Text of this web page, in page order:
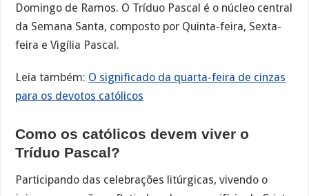
Domingo de Ramos. O Tríduo Pascal é o núcleo central
da Semana Santa, composto por Quinta-feira, Sexta-
feira e Vigília Pascal.
Leia também: O significado da quarta-feira de cinzas
para os devotos católicos
Como os católicos devem viver o
Tríduo Pascal?
Participando das celebrações litúrgicas, vivendo o